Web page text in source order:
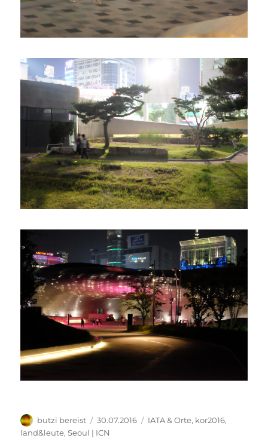
Autor
butzi bereist
Veröffentlicht
am
30.07.2016 Kategorien
IATA & Orte, kor2016,
land&leute,Seoul | ICN